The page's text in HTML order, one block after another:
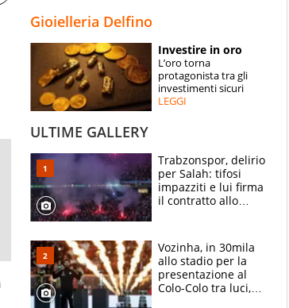
ESPERTI
CONTATTI
Gioielleria Delfino
Investire in oro
L’oro torna
protagonista tra gli
investimenti sicuri
LEGGI
ULTIME GALLERY
Trabzonspor, delirio
per Salah: tifosi
impazziti e lui firma
il contratto allo
Vozinha, in 30mila
allo stadio per la
presentazione al
Colo-Colo tra luci,